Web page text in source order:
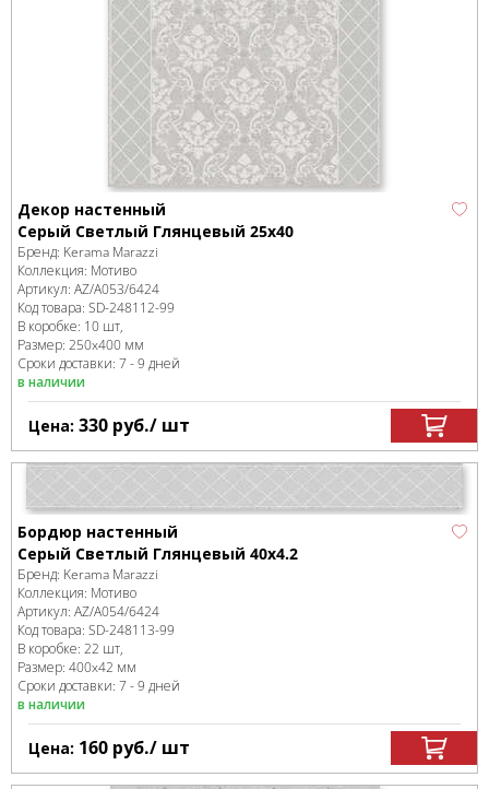
Декор настенный
Серый Светлый Глянцевый 25х40
Бренд: Kerama Marazzi
Коллекция: Мотиво
Артикул: AZ/A053/6424
Код товара: SD-248112-99
В коробке: 10 шт,
Размер: 250x400 мм
Сроки доставки: 7 - 9 дней
в наличии
Цена: 330 руб./ шт
Бордюр настенный
Серый Светлый Глянцевый 40x4.2
Бренд: Kerama Marazzi
Коллекция: Мотиво
Артикул: AZ/A054/6424
Код товара: SD-248113-99
В коробке: 22 шт,
Размер: 400x42 мм
Сроки доставки: 7 - 9 дней
в наличии
Цена: 160 руб./ шт